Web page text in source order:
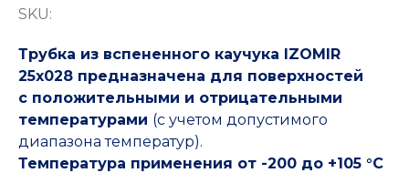
SKU:
Трубка из вспененного каучука IZOMIR
25x028 предназначена для поверхностей
с положительными и отрицательными
температурами (с учетом допустимого
диапазона температур).
Температура применения от -200 до +105 °С